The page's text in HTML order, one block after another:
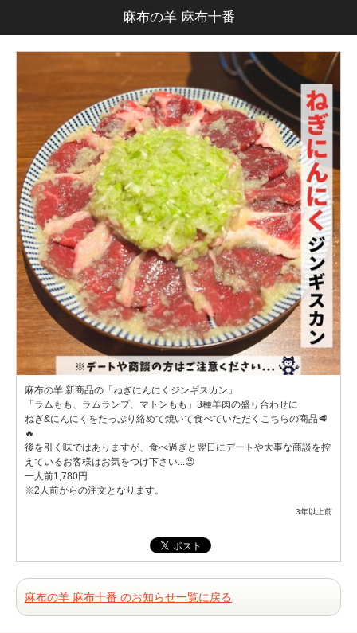
麻布の羊 麻布十番
麻布の羊 新商品の「ねぎにんにくジンギスカン」
「ラムもも、ラムランプ、マトンもも」3種羊肉の盛り合わせに
ねぎ&にんにくをたっぷり絡めて焼いて食べていただくこちらの商品🥩
🔥
後を引く味ではありますが、食べ過ぎと翌日にデートや大事な商談を控
えているお客様はお気をつけ下さい...😉
一人前1,780円
※2人前からの注文となります。
3年以上前
麻布の羊 麻布十番 のお知らせ一覧に戻る